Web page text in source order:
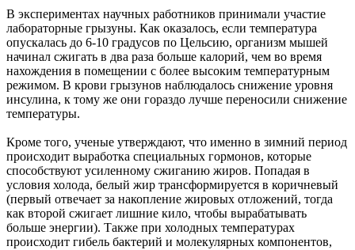
В экспериментах научных работников принимали участие
лабораторные грызуны. Как оказалось, если температура
опускалась до 6-10 градусов по Цельсию, организм мышей
начинал сжигать в два раза больше калорий, чем во время
нахождения в помещении с более высоким температурным
режимом. В крови грызунов наблюдалось снижение уровня
инсулина, к тому же они гораздо лучше переносили снижение
температуры.
Кроме того, ученые утверждают, что именно в зимний период
происходит выработка специальных гормонов, которые
способствуют усиленному сжиганию жиров. Попадая в
условия холода, белый жир трансформируется в коричневый
(первый отвечает за накопление жировых отложений, тогда
как второй сжигает лишние кило, чтобы вырабатывать
больше энергии). Также при холодных температурах
происходит гибель бактерий и молекулярных компонентов,